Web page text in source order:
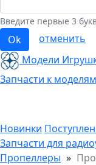
Введите первые 3
Ok
отменить
Модели
Запчасти к моделям
Новинки
Запчасти для
Пропеллеры »